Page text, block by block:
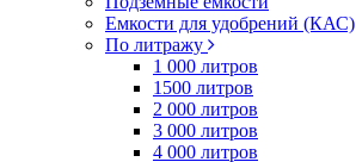
Емкости для удобрений (КАС)
По литражу
1 000 литров
1500 литров
2 000 литров
3 000 литров
4 000 литров